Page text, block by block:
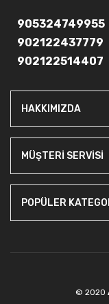
905324749955
902122437779
902122514407
HAKKIMIZDA
MÜŞTERİ SERVİSİ
POPÜLER
© 2020